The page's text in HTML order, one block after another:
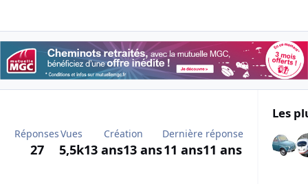
Réponses
27
Vues
5,5k
Création
13 ans13 ans
Dernière réponse
11 ans11 ans
Les